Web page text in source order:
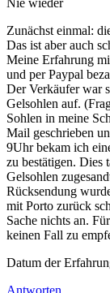
Nie wieder
Zunächst einmal:
Das ist aber auch
Meine Erfahrung
und per Paypal
Der Verkäufer war
Gelsohlen auf.
Sohlen in meine
Mail geschrieben
9Uhr bekam ich
zu bestätigen. Dies
Gelsohlen
Rücksendung
mit Porto zurück
Sache nichts an.
keinen Fall zu
Datum der